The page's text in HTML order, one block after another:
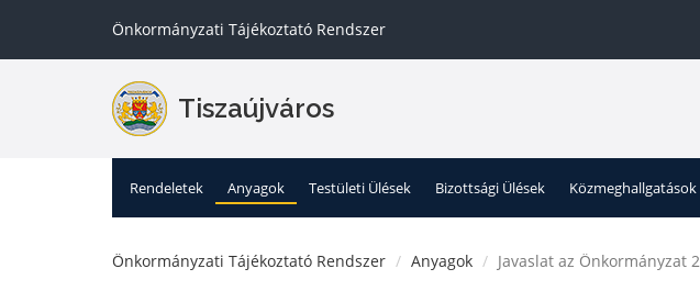
Önkormányzati Tájékoztató Rendszer
Tiszaújváros
Rendeletek Anyagok Testületi Ülések Bizottsági Ülések Közmeghallgatások
Önkormányzati Tájékoztató Rendszer Anyagok Javaslat az Önkormányzat